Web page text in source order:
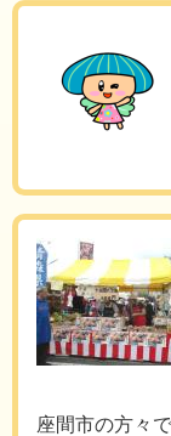
座間市の方々